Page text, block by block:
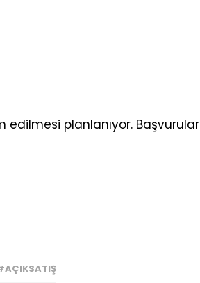
planlanıyor. Başvurular